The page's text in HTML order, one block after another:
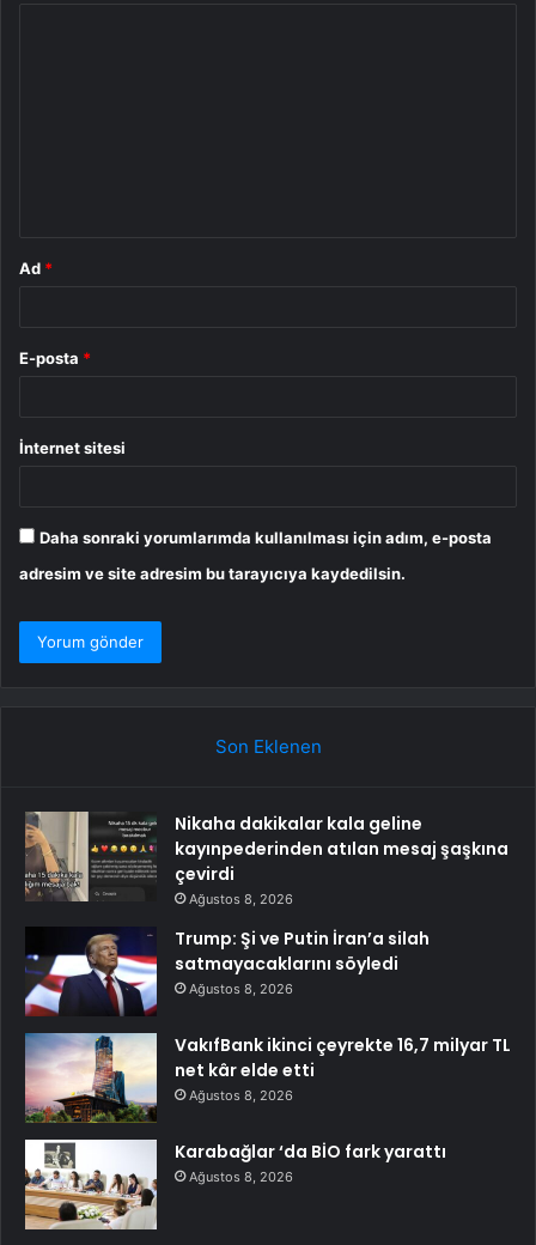
Ad *
E-posta *
İnternet sitesi
Daha sonraki yorumlarımda kullanılması için adım, e-posta
adresim ve site adresim bu tarayıcıya kaydedilsin.
Son Eklenen
Nikaha dakikalar kala geline
kayınpederinden atılan mesaj şaşkına
çevirdi
Ağustos 8, 2026
Trump: Şi ve Putin İran’a silah
satmayacaklarını söyledi
Ağustos 8, 2026
VakıfBank ikinci çeyrekte 16,7 milyar TL
net kâr elde etti
Ağustos 8, 2026
Karabağlar ‘da BİO fark yarattı
Ağustos 8, 2026